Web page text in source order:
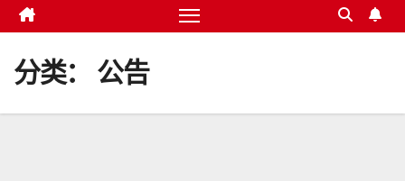
分类： 公告